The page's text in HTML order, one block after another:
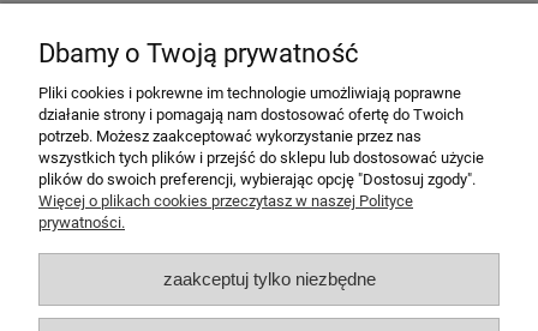
pokaż pełną wersję strony
Sklep internetowy Shoper.pl
Dbamy o Twoją prywatność
Pliki cookies i pokrewne im technologie umożliwiają poprawne
działanie strony i pomagają nam dostosować ofertę do Twoich
potrzeb. Możesz zaakceptować wykorzystanie przez nas
wszystkich tych plików i przejść do sklepu lub dostosować użycie
plików do swoich preferencji, wybierając opcję "Dostosuj zgody".
Więcej o plikach cookies przeczytasz w naszej Polityce
prywatności.
zaakceptuj tylko niezbędne